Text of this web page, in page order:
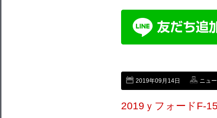
2019年09月14日 ニュ
2019ｙフォードF-